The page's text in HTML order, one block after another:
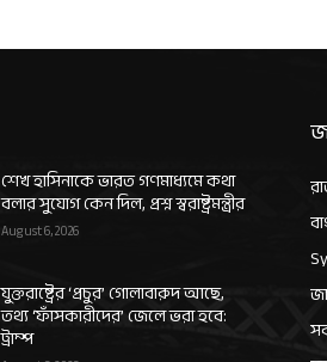
শেখ হাসিনাকে ভারত গণমাধ্যমে কথা
বলার সুযোগ কেন দিল, প্রশ্ন স্বরাষ্ট্রমন্ত্রীর
August 6, 2026
যুক্তরাষ্ট্রের ‘প্রচুর’ গোলাবারুদ আছে,
তথ্য ‘ফাঁসকারীদের’ জেলে ভরা হবে:
ট্রাম্প